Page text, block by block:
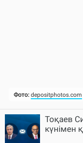
Тоқаев
күнімен